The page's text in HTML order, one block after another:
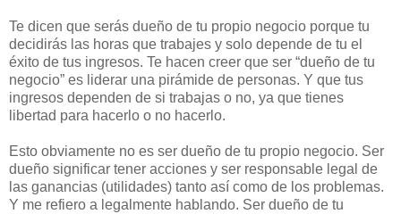
Te dicen que serás dueño de tu propio negocio porque tu
decidirás las horas que trabajes y solo depende de tu el
éxito de tus ingresos. Te hacen creer que ser “dueño de tu
negocio” es liderar una pirámide de personas. Y que tus
ingresos dependen de si trabajas o no, ya que tienes
libertad para hacerlo o no hacerlo.
Esto obviamente no es ser dueño de tu propio negocio. Ser
dueño significar tener acciones y ser responsable legal de
las ganancias (utilidades) tanto así como de los problemas.
Y me refiero a legalmente hablando. Ser dueño de tu